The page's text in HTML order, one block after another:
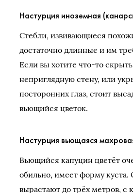
Настурция иноземная
Стебли, извивающиеся
достаточно длинные и им
Если вы хотите что-то
неприглядную стену, или
посторонних глаз, стоит
вьющийся цветок.
Настурция вьющаяся
Вьющийся капуцин цветёт
обильно, имеет форму куста.
вырастают до трёх метров, с